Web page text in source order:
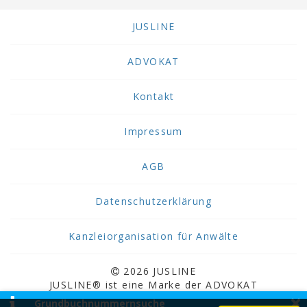
JUSLINE
ADVOKAT
Kontakt
Impressum
AGB
Datenschutzerklärung
Kanzleiorganisation für Anwälte
2026 JUSLINE
JUSLINE® ist eine Marke der ADVOKAT
Unternehmensberatung Greiter & Greiter GmbH.
Grundbuchnummernsuche